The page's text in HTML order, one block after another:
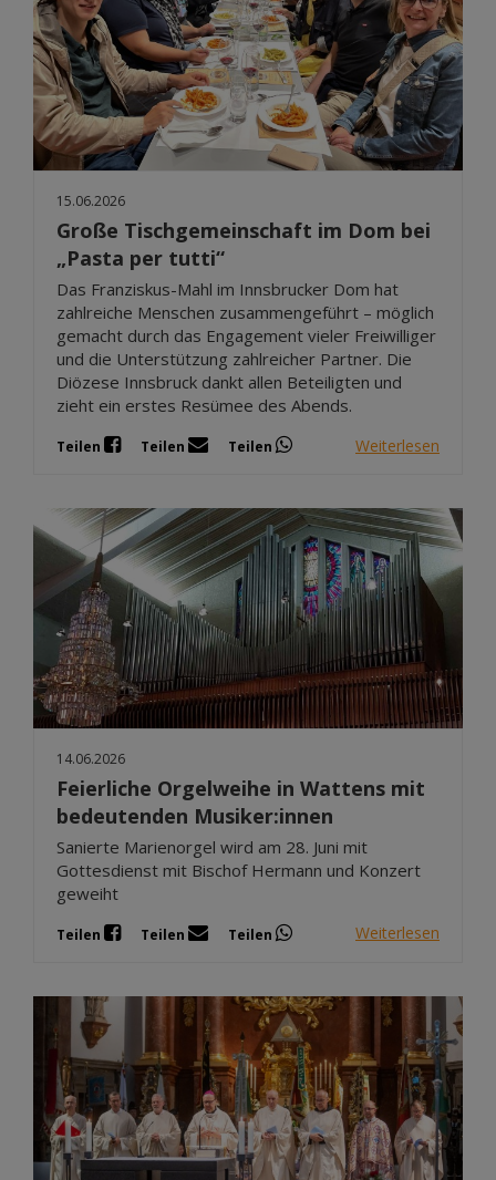
15.06.2026
Große Tischgemeinschaft im Dom bei
„Pasta per tutti“
Das Franziskus-Mahl im Innsbrucker Dom hat
zahlreiche Menschen zusammengeführt – möglich
gemacht durch das Engagement vieler Freiwilliger
und die Unterstützung zahlreicher Partner. Die
Diözese Innsbruck dankt allen Beteiligten und
zieht ein erstes Resümee des Abends.
Teilen Teilen Teilen Weiterlesen
14.06.2026
Feierliche Orgelweihe in Wattens mit
bedeutenden Musiker:innen
Sanierte Marienorgel wird am 28. Juni mit
Gottesdienst mit Bischof Hermann und Konzert
geweiht
Teilen Teilen Teilen Weiterlesen